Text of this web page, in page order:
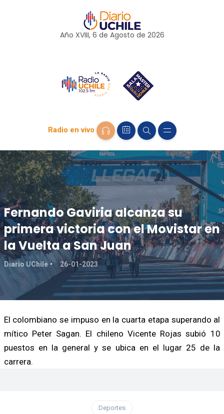
Año XVIII, 6 de Agosto de 2026
Radio en vivo
Fernando Gaviria alcanza su
primera victoria con el Movistar en
la Vuelta a San Juan
Diario UChile 26-01-2023
El colombiano se impuso en la cuarta etapa superando al
mítico Peter Sagan. El chileno Vicente Rojas subió 10
puestos en la general y se ubica en el lugar 25 de la
carrera.
Deportes